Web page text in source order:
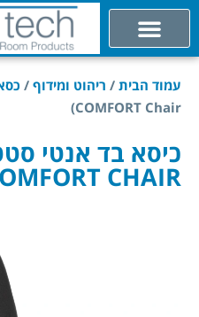
עמוד הבית / ריהוט ומידוף /
COMFORT Chair)
CHAIR)